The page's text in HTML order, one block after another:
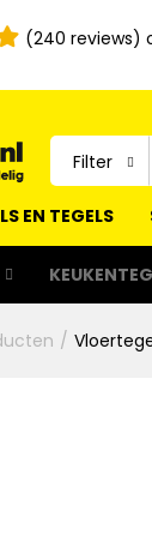
(240 reviews)
Filter
EN TEGELS
/